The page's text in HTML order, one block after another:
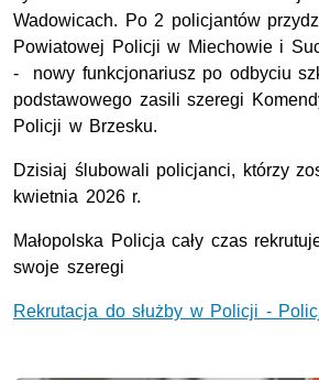
Wadowicach. Po 2 policjantów
Powiatowej Policji w Miechowie i
- nowy funkcjonariusz po odbyciu
podstawowego zasili szeregi
Policji w Brzesku.
Dzisiaj ślubowali policjanci, którzy
kwietnia 2026 r.
Małopolska Policja cały czas
swoje szeregi
Rekrutacja do służby w Policji -